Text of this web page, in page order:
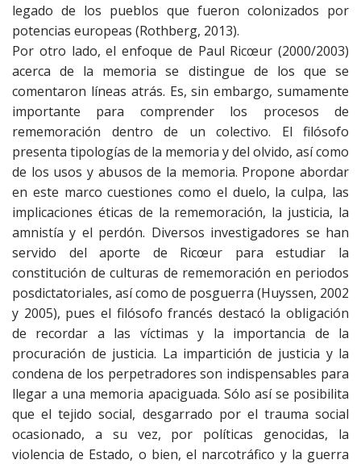
legado de los pueblos que fueron colonizados por
potencias europeas (Rothberg, 2013).
Por otro lado, el enfoque de Paul Ricœur (2000/2003)
acerca de la memoria se distingue de los que se
comentaron líneas atrás. Es, sin embargo, sumamente
importante para comprender los procesos de
rememoración dentro de un colectivo. El filósofo
presenta tipologías de la memoria y del olvido, así como
de los usos y abusos de la memoria. Propone abordar
en este marco cuestiones como el duelo, la culpa, las
implicaciones éticas de la rememoración, la justicia, la
amnistía y el perdón. Diversos investigadores se han
servido del aporte de Ricœur para estudiar la
constitución de culturas de rememoración en periodos
posdictatoriales, así como de posguerra (Huyssen, 2002
y 2005), pues el filósofo francés destacó la obligación
de recordar a las víctimas y la importancia de la
procuración de justicia. La impartición de justicia y la
condena de los perpetradores son indispensables para
llegar a una memoria apaciguada. Sólo así se posibilita
que el tejido social, desgarrado por el trauma social
ocasionado, a su vez, por políticas genocidas, la
violencia de Estado, o bien, el narcotráfico y la guerra